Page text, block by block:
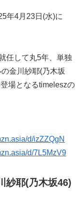
年4月23日(水)に
任して丸5年、単独
金川紗耶(乃木坂
場となるtimeleszの
d/izZZQgN
d/7L5MzV9
紗耶(乃木坂46)